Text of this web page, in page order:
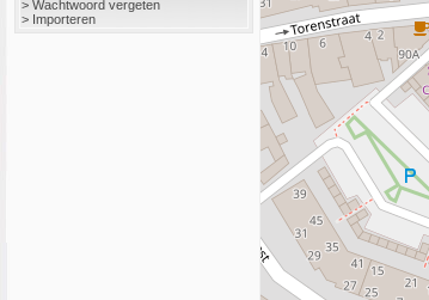
> Wachtwoord vergeten
> Importeren